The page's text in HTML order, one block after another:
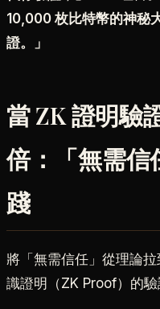
10,000 枚比特幣的神
證。」
當 ZK 證明驗
倍：「無需信
踐
將「無需信任」從理論
識證明（ZK Proof）的驗